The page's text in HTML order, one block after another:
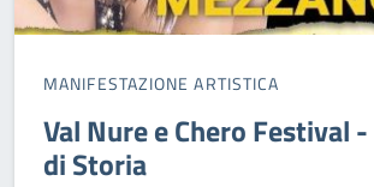
MANIFESTAZIONE ARTISTICA
Val Nure e Chero Festival
di Storia